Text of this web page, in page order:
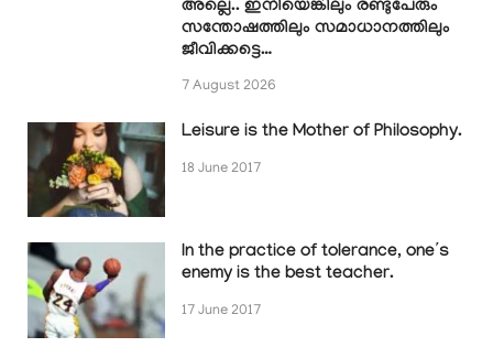
അല്ലെ.. ഇനിയെങ്കിലും രണ്ടുപേരും
സന്തോഷത്തിലും സമാധാനത്തിലും
ജീവിക്കട്ടെ…
7 August 2026
Leisure is the Mother of Philosophy.
18 June 2017
In the practice of tolerance, one’s
enemy is the best teacher.
17 June 2017